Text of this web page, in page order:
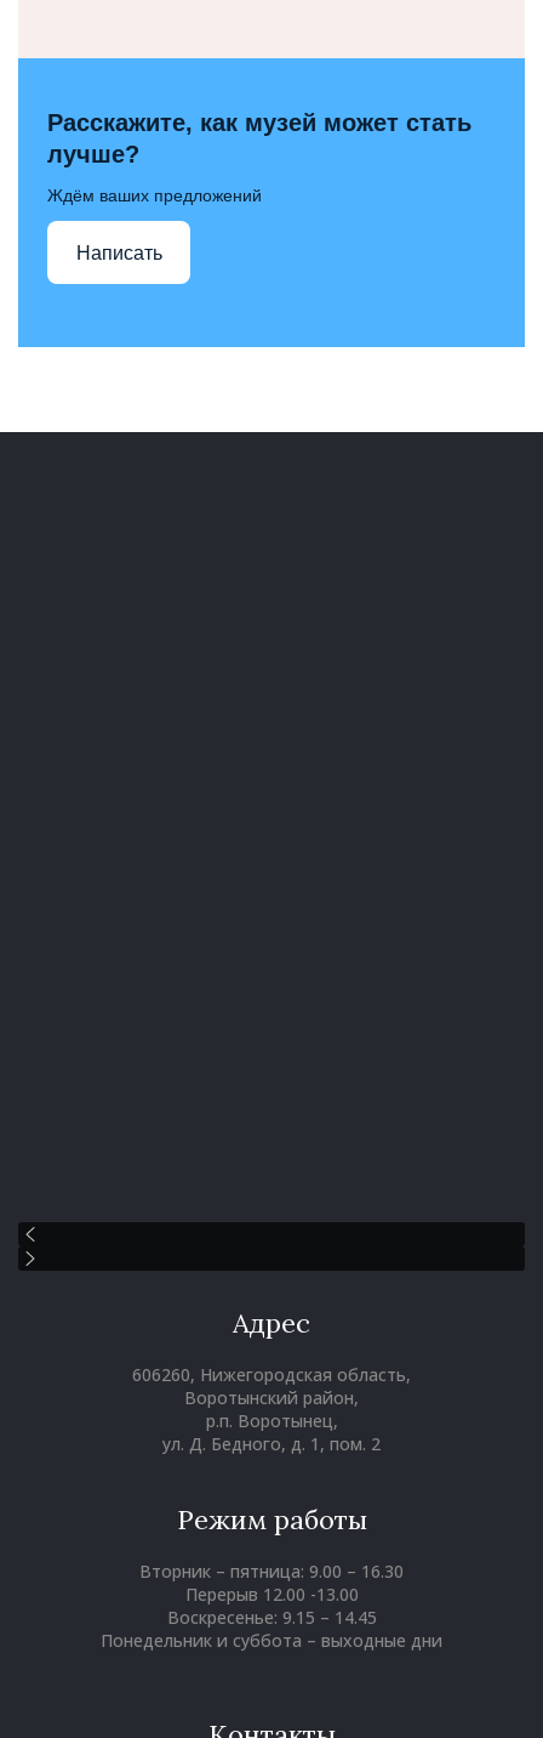
Расскажите, как музей может стать
лучше?
Ждём ваших предложений
Написать
Адрес
606260, Нижегородская область,
Воротынский район,
р.п. Воротынец,
ул. Д. Бедного, д. 1, пом. 2
Режим работы
Вторник – пятница: 9.00 – 16.30
Перерыв 12.00 -13.00
Воскресенье: 9.15 – 14.45
Понедельник и суббота – выходные дни